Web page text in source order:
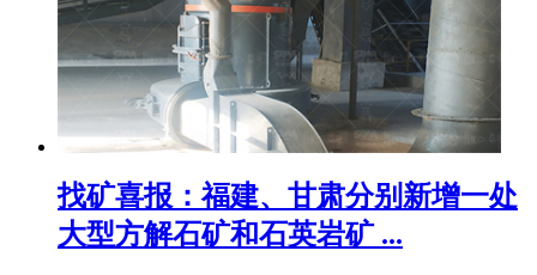
找矿喜报：福建、甘肃分别新增一处
大型方解石矿和石英岩矿 ...